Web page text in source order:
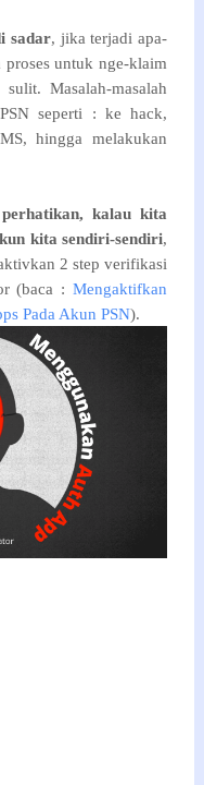
sadar, jika terjadi apa-
untuk nge-klaim
Masalah-masalah
seperti : ke hack,
hingga melakukan
kalau kita
kita sendiri-sendiri,
2 step verifikasi
(baca :Mengaktifkan
Pada Akun PSN).